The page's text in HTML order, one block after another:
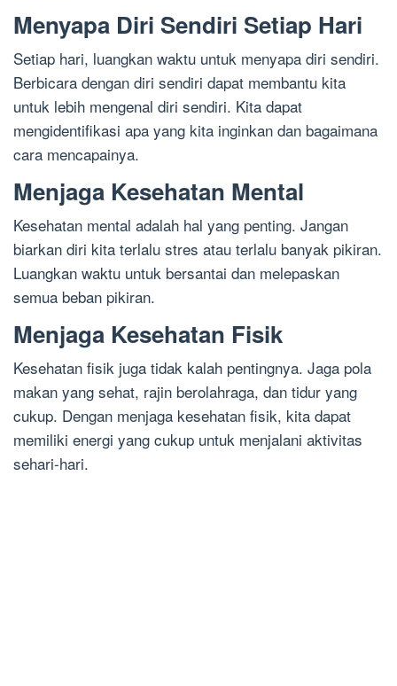
Menyapa Diri Sendiri Setiap Hari
Setiap hari, luangkan waktu untuk menyapa diri sendiri.
Berbicara dengan diri sendiri dapat membantu kita
untuk lebih mengenal diri sendiri. Kita dapat
mengidentifikasi apa yang kita inginkan dan bagaimana
cara mencapainya.
Menjaga Kesehatan Mental
Kesehatan mental adalah hal yang penting. Jangan
biarkan diri kita terlalu stres atau terlalu banyak pikiran.
Luangkan waktu untuk bersantai dan melepaskan
semua beban pikiran.
Menjaga Kesehatan Fisik
Kesehatan fisik juga tidak kalah pentingnya. Jaga pola
makan yang sehat, rajin berolahraga, dan tidur yang
cukup. Dengan menjaga kesehatan fisik, kita dapat
memiliki energi yang cukup untuk menjalani aktivitas
sehari-hari.